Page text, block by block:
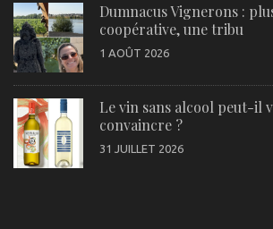
Dumnacus Vignerons :
coopérative, une tribu
1 AOÛT 2026
Le vin sans alcool peut-il
convaincre ?
31 JUILLET 2026